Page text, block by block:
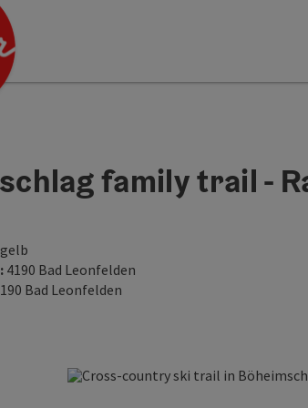
family trail -
gelb
4190 Bad Leonfelden
Bad Leonfelden